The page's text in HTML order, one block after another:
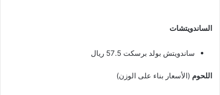
الساندويتشات
ساندويتش بولد برسكت 57.5 ريال
اللحوم (الأسعار بناء على الوزن)